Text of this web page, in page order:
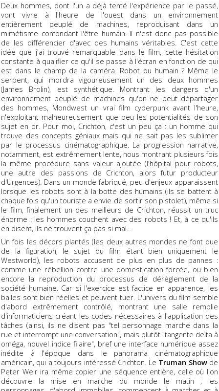
Deux hommes, dont l'un a déjà tenté l'expérience par le passé,
vont vivre à l'heure de l'ouest dans un environnement
entièrement peuplé de machines, reproduisant dans un
mimétisme confondant l'être humain. Il n'est donc pas possible
de les différencier d'avec des humains véritables. C'est cette
idée que j'ai trouvé remarquable dans le film, cette hésitation
constante à qualifier ce qu'il se passe à l'écran en fonction de qui
est dans le champ de la caméra. Robot ou humain ? Même le
serpent, qui mordra vigoureusement un des deux hommes
(James Brolin), est synthétique. Montrant les dangers d'un
environnement peuplé de machines qu'on ne peut départager
des hommes, Mondwest un vrai film cyberpunk avant l'heure,
n'exploitant malheureusement que peu les potentialités de son
sujet en or. Pour moi, Crichton, c'est un peu ça : un homme qui
trouve des concepts géniaux mais qui ne sait pas les sublimer
par le processus cinématographique. La progression narrative,
notamment, est extrêmement lente, nous montrant plusieurs fois
la même procédure sans valeur ajoutée (l'hôpital pour robots,
une autre des passions de Crichton, alors futur producteur
d'Urgences). Dans un monde fabriqué, peu d'enjeux apparaissent
lorsque les robots sont à la botte des humains (ils se battent à
chaque fois qu'un touriste a envie de sortir son pistolet), même si
le film, finalement un des meilleurs de Crichton, réussit un truc
énorme : les hommes couchent avec des robots ! Et, à ce qu'ils
en disent, ils ne trouvent ça pas si mal...
Un fois les décors plantés (les deux autres mondes ne font que
de la figuration, le sujet du film étant bien uniquement le
Westworld), les robots accusent de plus en plus de pannes :
comme une rébellion contre une domestication forcée, ou bien
encore la reproduction du processus de dérèglement de la
société humaine. Car si l'exercice est factice en apparence, les
balles sont bien réelles et peuvent tuer. L'univers du film semble
d'abord extrêmement contrôlé, montrant une salle remplie
d'informaticiens créant les codes nécessaires à l'application des
tâches (ainsi, ils ne disent pas "tel personnage marche dans la
rue et interrompt une conversation", mais plutôt "tangente delta à
oméga, nouvel indice filaire", bref une interface numérique assez
inédite à l'époque dans le panorama cinématographique
américain, qui a toujours intéressé Crichton. Le Truman Showde
Peter Weir ira même copier une séquence entière, celle où l'on
découvre la mise en marche du monde le matin ; les